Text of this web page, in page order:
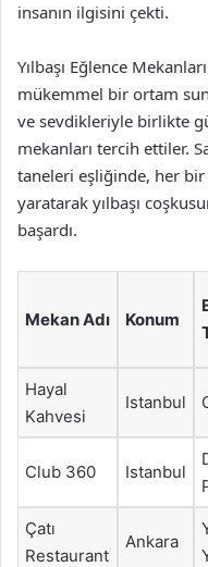
insanın ilgisini çekti.
Yılbaşı Eğlence
mükemmel bir ortam
ve sevdikleriyle birlikte
mekanları tercih ettiler.
taneleri eşliğinde, her
yaratarak yılbaşı
başardı.
Mekan Adı Konum
Hayal
Kahvesi
Istanbul
Club 360 Istanbul
Çatı
Restaurant
Ankara